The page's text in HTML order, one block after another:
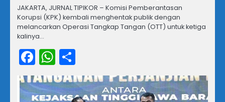
JAKARTA, JURNAL TIPIKOR – Komisi Pemberantasan
Korupsi (KPK) kembali menghentak publik dengan
melancarkan Operasi Tangkap Tangan (OTT) untuk ketiga
kalinya…
Facebook
WhatsApp